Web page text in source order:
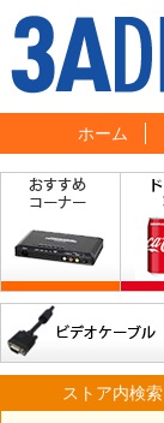
ホーム
ストア内検索